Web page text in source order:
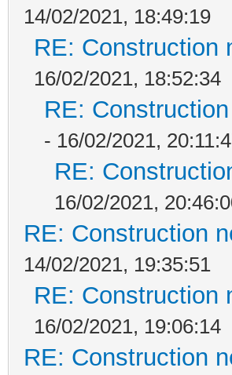
14/02/2021, 18:49:19
RE: Construction
16/02/2021, 18:52:34
RE:
- 16/02/2021,
RE:
16/02/2021,
RE: Construction
14/02/2021, 19:35:51
RE: Construction
16/02/2021, 19:06:14
RE: Construction